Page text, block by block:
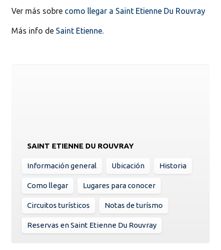
Ver más sobre como llegar a Saint Etienne Du Rouvray
Más info de Saint Etienne.
SAINT ETIENNE DU ROUVRAY
Información general Ubicación Historia
Como llegar Lugares para conocer
Circuitos turísticos Notas de turísmo
Reservas en Saint Etienne Du Rouvray